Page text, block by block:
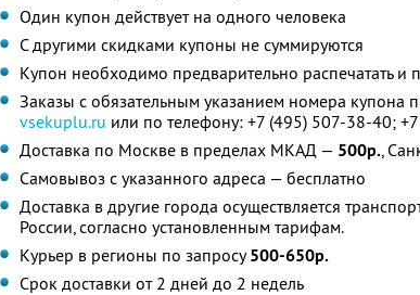
Один купон действует на одного человека
С другими скидками купоны не суммируются
Купон необходимо предварительно распечатать и
Заказы с обязательным указанием номера купона
vsekuplu.ru или по телефону: +7 (495) 507-38-40;
Доставка по Москве в пределах МКАД — 500р.,
Самовывоз с указанного адреса — бесплатно
Доставка в другие города осуществляется
России, согласно установленным тарифам.
Курьер в регионы по запросу500-650р.
Срок доставки от 2 дней до 2 недель